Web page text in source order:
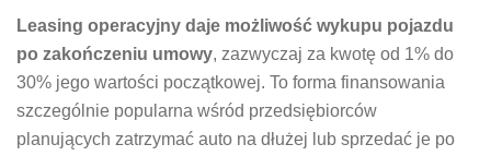
Leasing operacyjny daje możliwość wykupu pojazdu
po zakończeniu umowy, zazwyczaj za kwotę od 1% do
30% jego wartości początkowej. To forma finansowania
szczególnie popularna wśród przedsiębiorców
planujących zatrzymać auto na dłużej lub sprzedać je po